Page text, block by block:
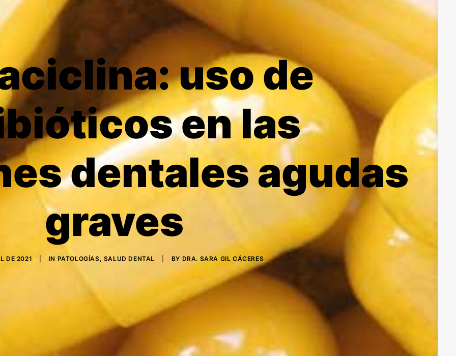
uso de
en las
dentales agudas
graves
DE 2021 IN PATOLOGÍAS, SALUD DENTAL BY DRA. SARA GIL CÁCERES